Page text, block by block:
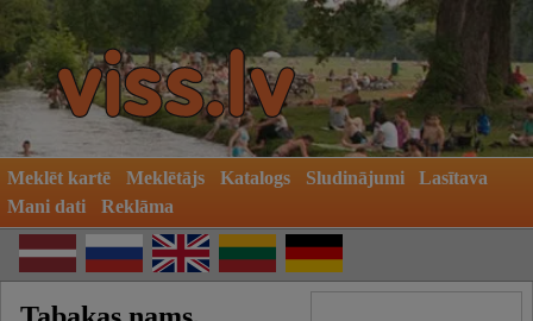
Meklēt kartē Meklētājs Katalogs Sludinājumi
Lasītava
Mani dati
Reklāma